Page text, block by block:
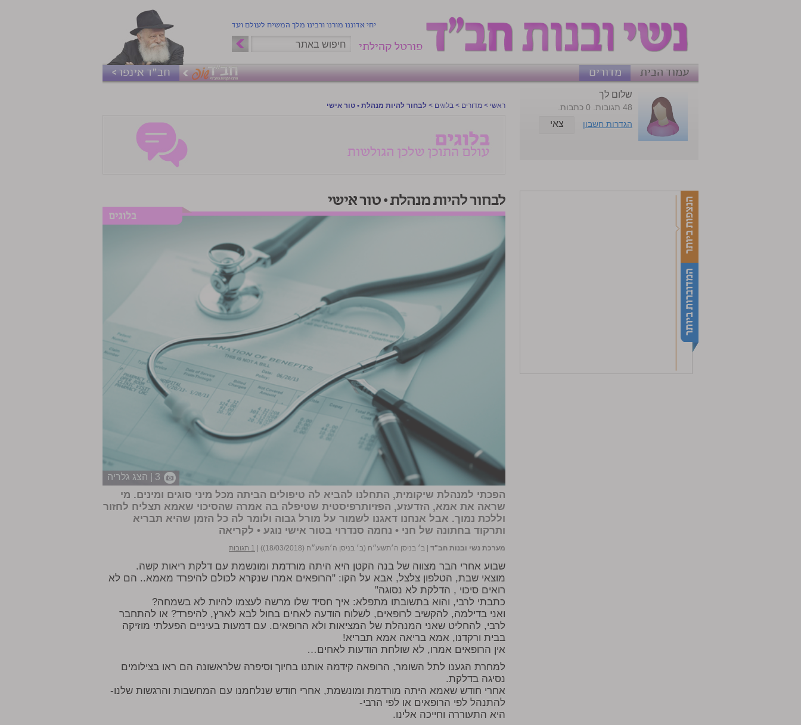
יחי אדוננו מורנו ורבינו מלך המשיח לעולם ועד
פורטל קהילתי
עמוד הבית
מדורים חב"ד אינפו >
ראשי > מדורים > בלוגים > לבחור להיות מנהלת • טור אישי
לבחור להיות מנהלת • טור אישי
3 | הצג גלריה
הפכתי למנהלת שיקומית, התחלנו להביא לה טיפולים הביתה מכל מיני סוגים ומינים. מי
שראה את אמא, הזדעזע, הפזיותרפיסטית שטיפלה בה אמרה שהסיכוי שאמא תצליח לחזור
וללכת נמוך. אבל אנחנו דאגנו לשמור על מורל גבוה ולומר לה כל הזמן שהיא תבריא
ותרקוד בחתונה של חני • נחמה סנדרוי בטור אישי נוגע • לקריאה
מערכת נשי ובנות חב"ד ב׳ בניסן ה׳תשע״ח (ב׳ בניסן ה׳תשע״ח (18/03/2018)) 1 תגובות
שבוע אחרי הבר מצווה של בנה הקטן היא היתה מורדמת ומונשמת עם דלקת ריאות קשה.
מוצאי שבת, הטלפון צלצל, אבא על הקו: "הרופאים אמרו שנקרא לכולם להיפרד מאמא.. הם לא
רואים סיכוי , הדלקת לא נסוגה"
כתבתי לרבי, והוא בתשובתו מתפלא: איך חסיד שלו מרשה לעצמו להיות לא בשמחה?
ואני בדילמה, להקשיב לרופאים, לשלוח הודעה לאחים בחול לבא לארץ, להיפרד? או להתחבר
לרבי, להחליט שאני המנהלת של המציאות ולא הרופאים. עם דמעות בעיניים הפעלתי מוזיקה
בבית ורקדנו, אמא בריאה אמא תבריא!
אין הרופאים אמרו, לא שולחת הודעות לאחים…
למחרת הגענו לתל השומר, הרופאה קידמה אותנו בחיוך וסיפרה שלראשונה הם ראו בצילומים
נסיגה בדלקת.
אחרי חודש שאמא היתה מורדמת ומונשמת, אחרי חודש שנלחמנו עם המחשבות והרגשות שלנו-
להתנהל לפי הרופאים או לפי הרבי-
היא התעוררה וחייכה אלינו.
שלום לך
48 תגובות. 0 כתבות.
הגדרות חשבון
צאי